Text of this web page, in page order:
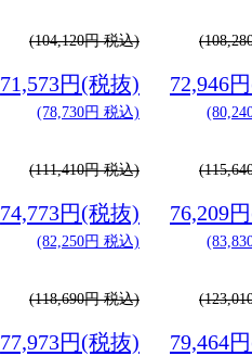
(104,120円 税込)
71,573円(税抜)
(78,730円 税込)
72,946
(111,410円 税込)
74,773円(税抜)
(82,250円 税込)
76,209
(118,690円 税込)
77,973円(税抜) 79,464